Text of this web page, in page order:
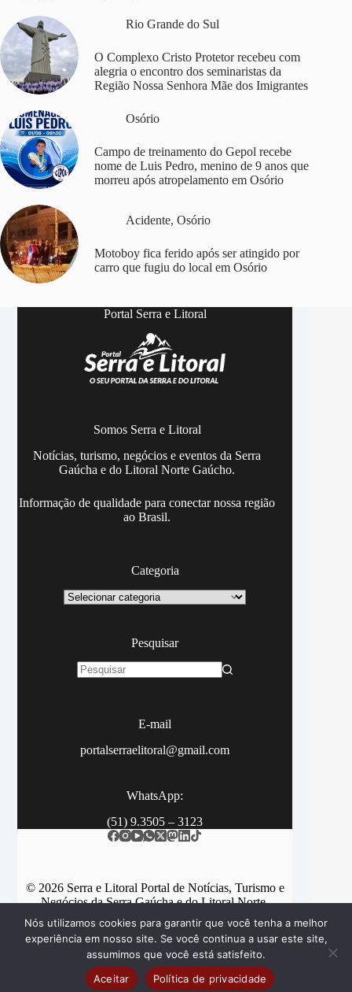
Rio Grande do Sul
O Complexo Cristo Protetor recebeu com
alegria o encontro dos seminaristas da
Região Nossa Senhora Mãe dos Imigrantes
Osório
Campo de treinamento do Gepol recebe
nome de Luis Pedro, menino de 9 anos que
morreu após atropelamento em Osório
Acidente, Osório
Motoboy fica ferido após ser atingido por
carro que fugiu do local em Osório
Portal Serra e Litoral
Somos Serra e Litoral
Notícias, turismo, negócios e eventos da Serra
Gaúcha e do Litoral Norte Gaúcho.
Informação de qualidade para conectar nossa região
ao Brasil.
Categoria
Categoria
Pesquisar
E-mail
portalserraelitoral@gmail.com
WhatsApp:
(51) 9.3505 – 3123
© 2026 Serra e Litoral Portal de Notícias, Turismo e
Negócios da Serra Gaúcha e do Litoral Norte.
Categorias Contato
Nós utilizamos cookies para garantir que você tenha a melhor
experiência em nosso site. Se você continua a usar este site,
assumimos que você está satisfeito.
Aceitar
Política de privacidade